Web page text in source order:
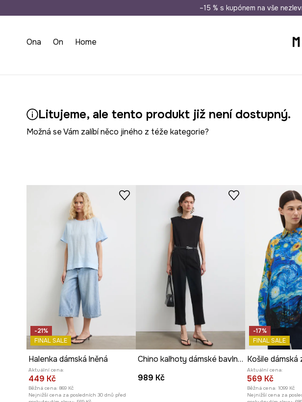
Doprava zdarma při nákupu nad 1 200 Kč
–15 % s kupónem na vše
Ona On Home
Litujeme, ale tento produkt již není dostupný.
Možná se Vám zalíbí něco jiného z téže kategorie?
-21%
FINAL SALE
Halenka dámská lněná
Aktuální cena:
449 Kč
Běžná cena: 869 Kč
Nejnižší cena za posledních 30 dnů před
Chino kalhoty dámské bavlněné s elastanem hladké
989 Kč
-17%
FINAL SALE
Aktuální cena:
569 Kč
Běžná cena: 1099 Kč
Nejnižší cena za